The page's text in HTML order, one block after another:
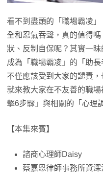
看不到盡頭的「職場霸凌
全和忍氣吞聲，真的值得
狀、反制自保呢？其實一
成為「職場霸凌」的「助長
不僅應該受到大家的譴責
就來教大家在不友善的職場
擊6步驟」與相關的「心理
【本集來賓】
諮商心理師Daisy
蔡嘉恩律師事務所資